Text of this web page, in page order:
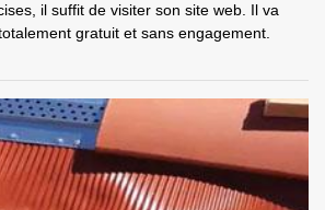
il suffit de visiter son site web. Il va
gratuit et sans engagement.